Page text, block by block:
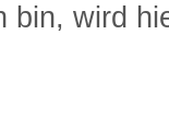
bin, wird